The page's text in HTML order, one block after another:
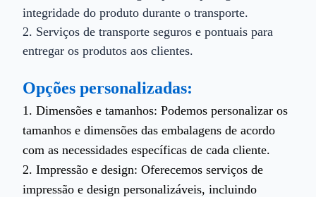
integridade do produto durante o transporte.
2. Serviços de transporte seguros e pontuais para
entregar os produtos aos clientes.
Opções personalizadas:
1. Dimensões e tamanhos: Podemos personalizar os
tamanhos e dimensões das embalagens de acordo
com as necessidades específicas de cada cliente.
2. Impressão e design: Oferecemos serviços de
impressão e design personalizáveis, incluindo